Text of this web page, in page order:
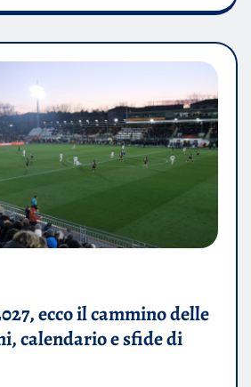
ecco il cammino delle
calendario e sfide di